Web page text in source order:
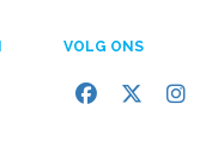
VOLG ONS